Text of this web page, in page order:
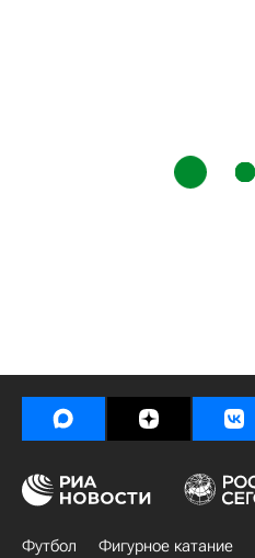
Футбол Фигурное катание